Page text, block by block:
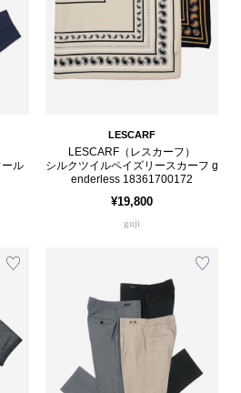
ル
LESCARF
LESCARF（レスカーフ）
シルクツイルペイズリースカーフ g
enderless 18361700172
¥19,800
guji